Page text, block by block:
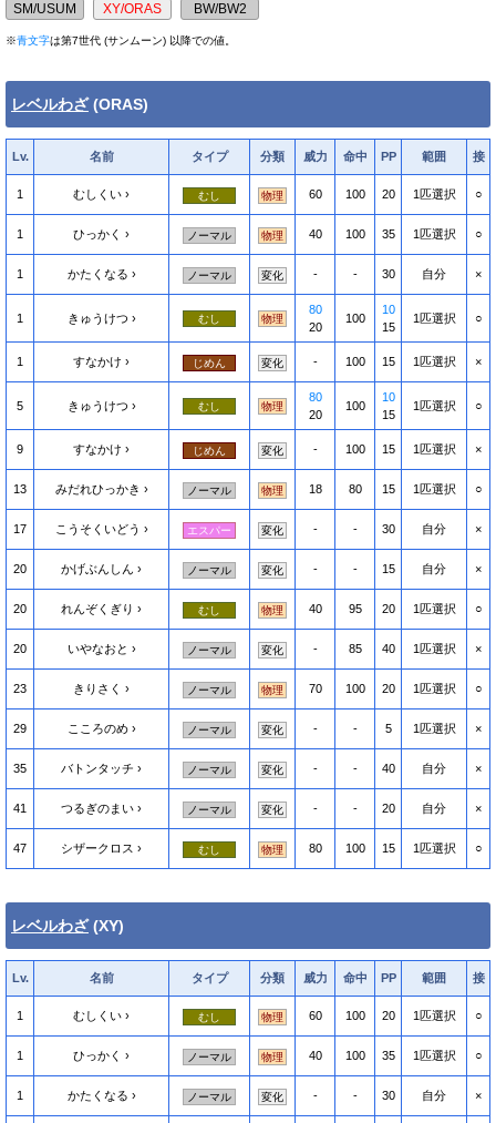
※青文字は第7世代 (サンムーン) 以降での値。
レベルわざ(ORAS)
Lv. 名前 タイプ 分類 威力 命中 PP 範囲 接
1 むしくい むし 物理 60 100 20 1匹選択 ○
1 ひっかく ノーマル 物理 40 100 35 1匹選択 ○
1 かたくなる ノーマル 変化 - - 30 自分 ×
1 きゅうけつ むし 物理
80
20
100
10
15
1匹選択 ○
1 すなかけ じめん 変化 - 100 15 1匹選択 ×
5 きゅうけつ むし 物理
80
20
100
10
15
1匹選択 ○
9 すなかけ じめん 変化 - 100 15 1匹選択 ×
13 みだれひっかき ノーマル 物理 18 80 15 1匹選択 ○
17 こうそくいどう エスパー 変化 - - 30 自分 ×
20 かげぶんしん ノーマル 変化 - - 15 自分 ×
20 れんぞくぎり むし 物理 40 95 20 1匹選択 ○
20 いやなおと ノーマル 変化 - 85 40 1匹選択 ×
23 きりさく ノーマル 物理 70 100 20 1匹選択 ○
29 こころのめ ノーマル 変化 - - 5 1匹選択 ×
35 バトンタッチ ノーマル 変化 - - 40 自分 ×
41 つるぎのまい ノーマル 変化 - - 20 自分 ×
47 シザークロス むし 物理 80 100 15 1匹選択 ○
レベルわざ(XY)
Lv. 名前 タイプ 分類 威力 命中 PP 範囲 接
1 むしくい むし 物理 60 100 20 1匹選択 ○
1 ひっかく ノーマル 物理 40 100 35 1匹選択 ○
1 かたくなる ノーマル 変化 - - 30 自分 ×